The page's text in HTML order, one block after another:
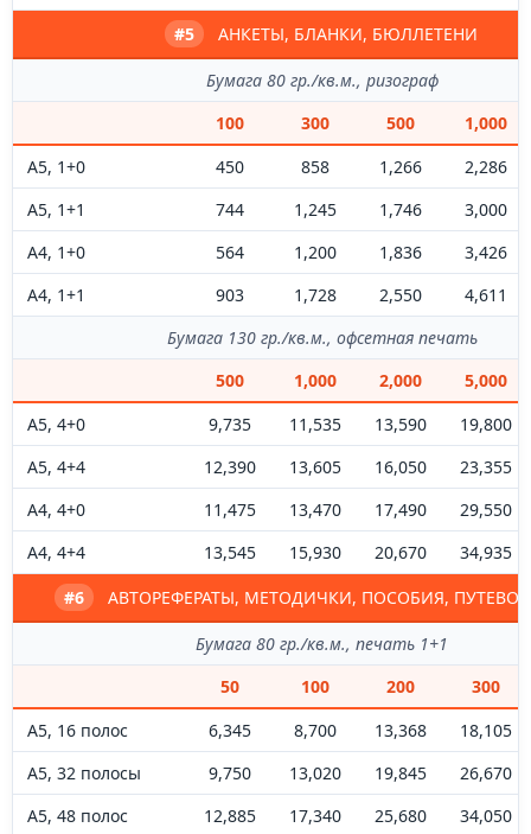
#5 АНКЕТЫ, БЛАНКИ, БЮЛЛЕТЕНИ
Бумага 80 гр./кв.м., ризограф
100
300 500
1,000
А5, 1+0
450 858 1,266
2,286
А5, 1+1
744 1,245 1,746
3,000
А4, 1+0
564 1,200 1,836
3,426
А4, 1+1
903 1,728 2,550
4,611
Бумага 130 гр./кв.м., офсетная печать
500
1,000 2,000
5,000
А5, 4+0
9,735 11,535 13,590
19,800
А5, 4+4
12,390 13,605 16,050
23,355
А4, 4+0
11,475 13,470 17,490
29,550
А4, 4+4
13,545 15,930 20,670
34,935
#6
АВТОРЕФЕРАТЫ, МЕТОДИЧКИ, ПОСОБИЯ,
Бумага 80 гр./кв.м., печать 1+1
50
100 200
300
А5, 16 полос
6,345 8,700 13,368
18,105
А5, 32 полосы
9,750 13,020 19,845
26,670
А5, 48 полос
12,885 17,340 25,680
34,050